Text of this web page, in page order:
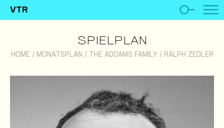
VTR
SPIELPLAN
HOME / MONATSPLAN / THE ADDAMS FAMILY / RALPH ZEDLER